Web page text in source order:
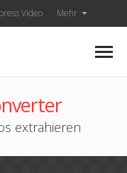
Video Mehr
extrahieren